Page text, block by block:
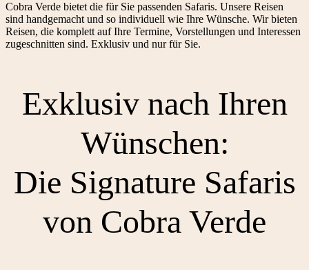
Cobra Verde bietet die für Sie passenden Safaris. Unsere Reisen
sind handgemacht und so individuell wie Ihre Wünsche. Wir bieten
Reisen, die komplett auf Ihre Termine, Vorstellungen und Interessen
zugeschnitten sind. Exklusiv und nur für Sie.
Exklusiv nach Ihren
Wünschen:
Die Signature Safaris
von Cobra Verde